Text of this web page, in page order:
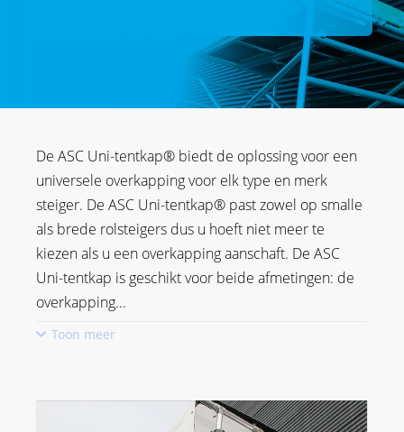
De ASC Uni-tentkap® biedt de oplossing voor een
universele overkapping voor elk type en merk
steiger. De ASC Uni-tentkap® past zowel op smalle
als brede rolsteigers dus u hoeft niet meer te
kiezen als u een overkapping aanschaft. De ASC
Uni-tentkap is geschikt voor beide afmetingen: de
overkapping...
Toon meer